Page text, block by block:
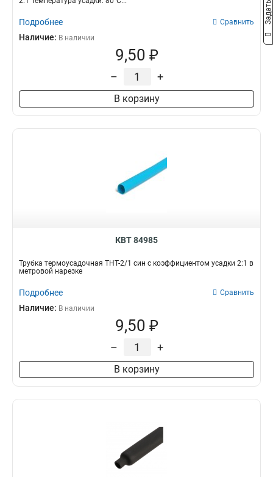
Подробнее Сравнить
Наличие: В наличии
9,50 ₽
– +
В корзину
КВТ 84985
Трубка термоусадочная ТНТ-2/1 син с коэффициентом усадки 2:1 в
метровой нарезке
Подробнее Сравнить
Наличие: В наличии
9,50 ₽
– +
В корзину